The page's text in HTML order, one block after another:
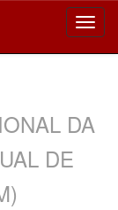
DA
DE